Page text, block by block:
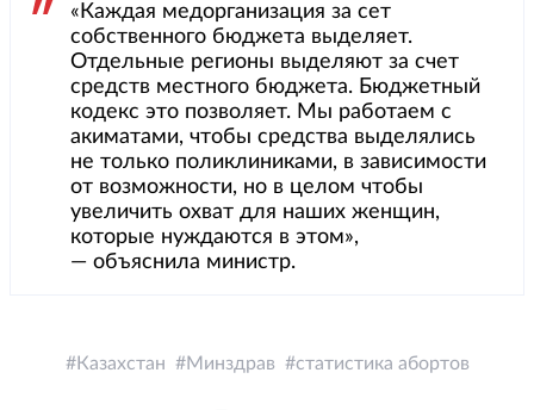
«Каждая медорганизация за сет
собственного бюджета выделяет.
Отдельные регионы выделяют за счет
средств местного бюджета. Бюджетный
кодекс это позволяет. Мы работаем с
акиматами, чтобы средства выделялись
не только поликлиниками, в зависимости
от возможности, но в целом чтобы
увеличить охват для наших женщин,
которые нуждаются в этом»,
— объяснила министр.
Казахстан Минздрав статистика абортов